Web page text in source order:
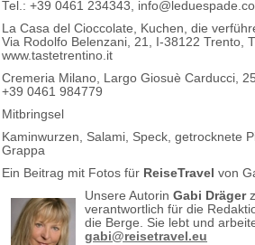
Tel.: +39 0461 234343,
La Casa del Cioccolate, Kuchen, die
Via Rodolfo Belenzani, 21, I-38122 Trento,
www.tastetrentino.it
Cremeria Milano, Largo Giosuè Carducci,
+39 0461 984779
Mitbringsel
Kaminwurzen, Salami, Speck, getrocknete
Grappa
Ein Beitrag mit Fotos für ReiseTravel von
Unsere Autorin Gabi Dräger
verantwortlich für die
die Berge. Sie lebt und
gabi@reisetravel.eu